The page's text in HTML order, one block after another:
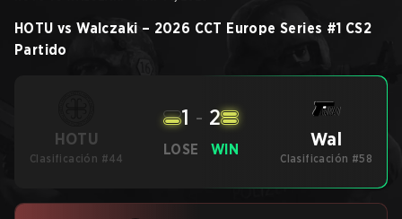
HOTU vs Walczaki – 2026 CCT Europe Series #1 CS2
Partido
HOTU
Clasificación #44
LOSE
1 - 2
WIN Wal
Clasificación #58